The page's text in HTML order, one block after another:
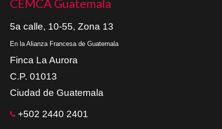
CEMCA Guatemala
5a calle, 10-55, Zona 13
En la Alianza Francesa de Guatemala
Finca La Aurora
C.P. 01013
Ciudad de Guatemala
+502 2440 2401